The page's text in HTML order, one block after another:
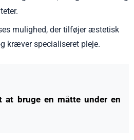
mulighed, der tilføjer æstetisk
kræver specialiseret pleje.
at bruge en måtte under en